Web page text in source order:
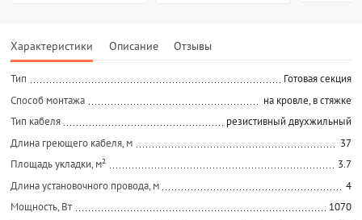
Характеристики Описание Отзывы
Тип
Готовая секция
Способ монтажа
на кровле, в стяжке
Тип кабеля
резистивный двухжильный
Длина греющего кабеля, м
37
Площадь укладки, м²
3.7
Длина установочного провода, м
4
Мощность, Вт
1070